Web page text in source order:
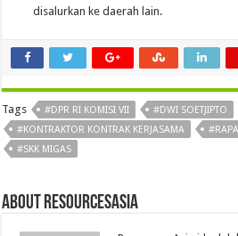
disalurkan ke daerah lain.
Tags #DPR RI KOMISI VII #DWI SOETJIPTO
#KONTRAKTOR KONTRAK KERJASAMA
#SKK MIGAS
About Resourcesasia